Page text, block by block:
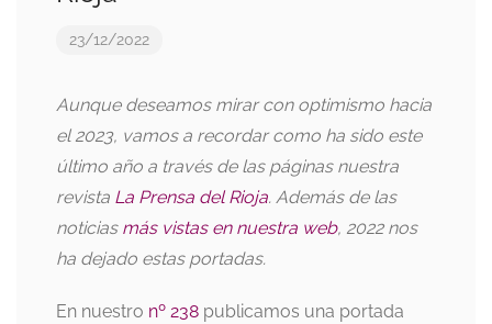
23/12/2022
Aunque deseamos mirar con optimismo hacia
el 2023, vamos a recordar como ha sido este
último año a través de las páginas nuestra
revista La Prensa del Rioja. Además de las
noticias más vistas en nuestra web, 2022 nos
ha dejado estas portadas.
En nuestro nº 238 publicamos una portada